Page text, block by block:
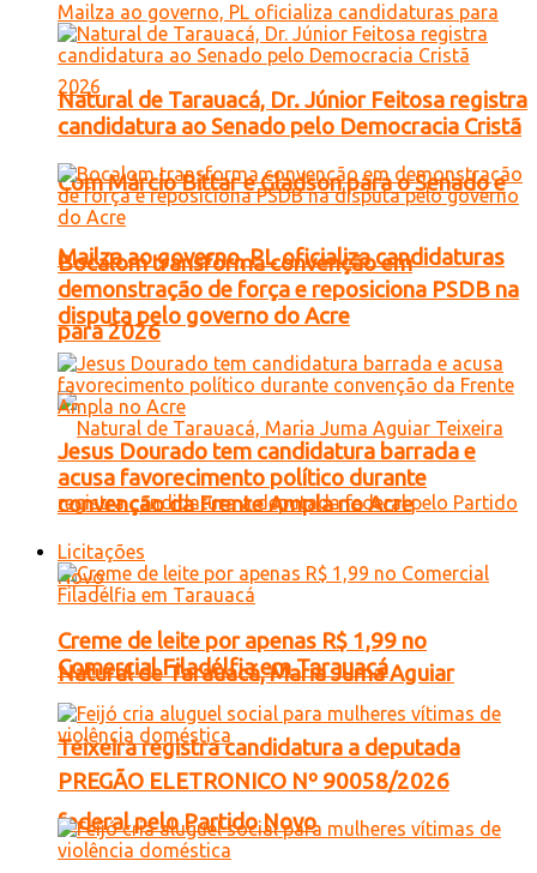
Com Márcio Bittar e Gladson para o Senado e
Mailza ao governo, PL oficializa candidaturas
para 2026
Natural de Tarauacá, Maria Juma Aguiar
Teixeira registra candidatura a deputada
federal pelo Partido Novo
Natural de Tarauacá, Dr. Júnior Feitosa registra
candidatura ao Senado pelo Democracia Cristã
Bocalom transforma convenção em
demonstração de força e reposiciona PSDB na
disputa pelo governo do Acre
Jesus Dourado tem candidatura barrada e
acusa favorecimento político durante
convenção da Frente Ampla no Acre
Licitações
Creme de leite por apenas R$ 1,99 no
Comercial Filadélfia em Tarauacá
PREGÃO ELETRONICO Nº 90058/2026